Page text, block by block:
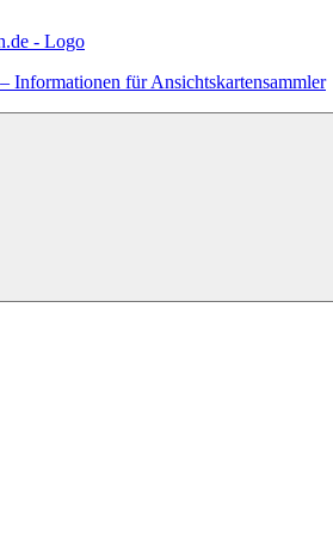
Informationen für Ansichtskartensammler